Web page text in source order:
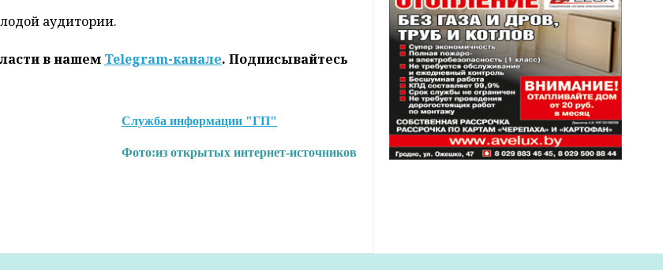
аудитории.
в нашем Telegram-канале. Подписывайтесь
Служба информации "ГП"
Фото:из открытых интернет-источников